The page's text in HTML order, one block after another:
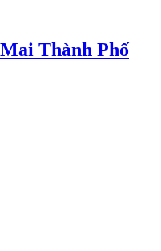
Thành Phố